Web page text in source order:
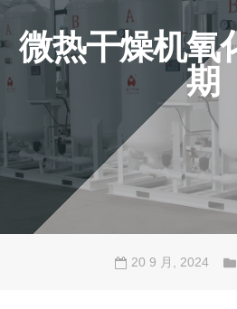
微热干燥机氧
期
20 9 月, 2024